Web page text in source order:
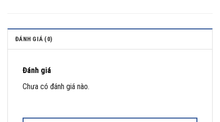
ĐÁNH GIÁ (0)
Đánh giá
Chưa có đánh giá nào.